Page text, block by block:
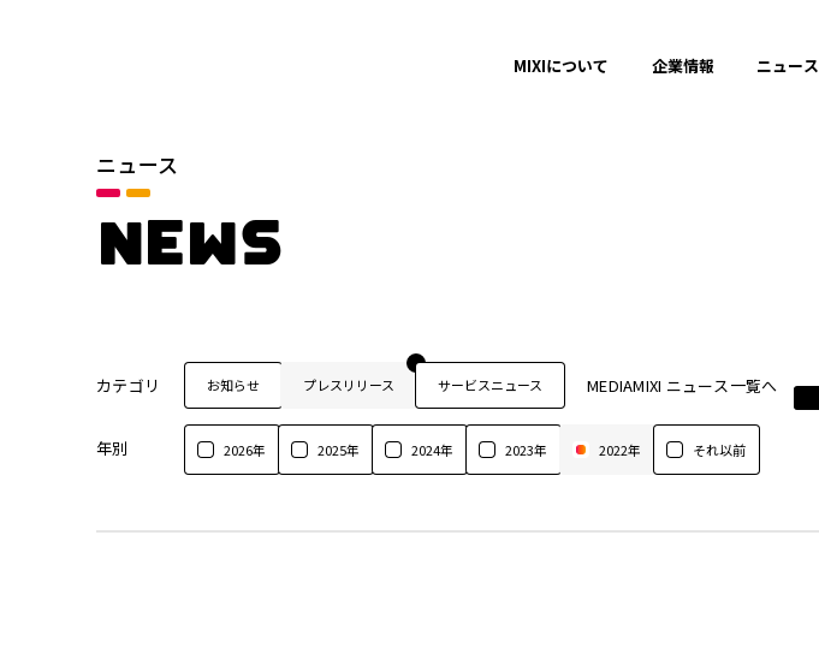
MIXIについて 企業情報 ニュース
ニュース
NEWS
カテゴリ お知らせ プレスリリース サービスニュース MEDIAMIXI ニュース一覧へ
年別 2026年 2025年 2024年 2023年 2022年 それ以前